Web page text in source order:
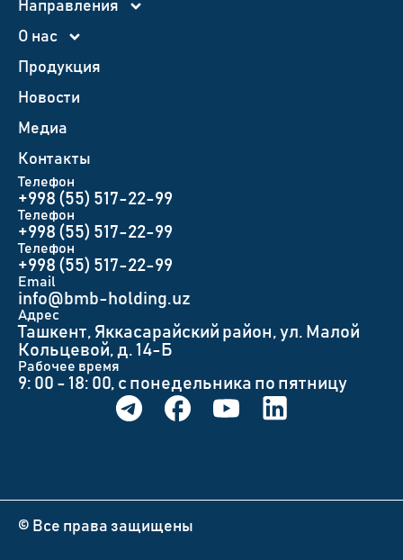
Направления
О нас
Продукция
Новости
Медиа
Контакты
Телефон
+998 (55) 517-22-99
Телефон
+998 (55) 517-22-99
Телефон
+998 (55) 517-22-99
Email
info@bmb-holding.uz​
Адрес
Ташкент, Яккасарайский район, ул. Малой
Кольцевой, д. 14-Б
Рабочее время
9: 00 - 18: 00, с понедельника по пятницу
© Все права защищены